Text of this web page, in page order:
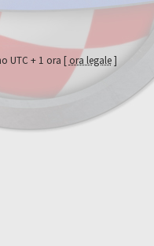
UTC + 1 ora [ ora legale]